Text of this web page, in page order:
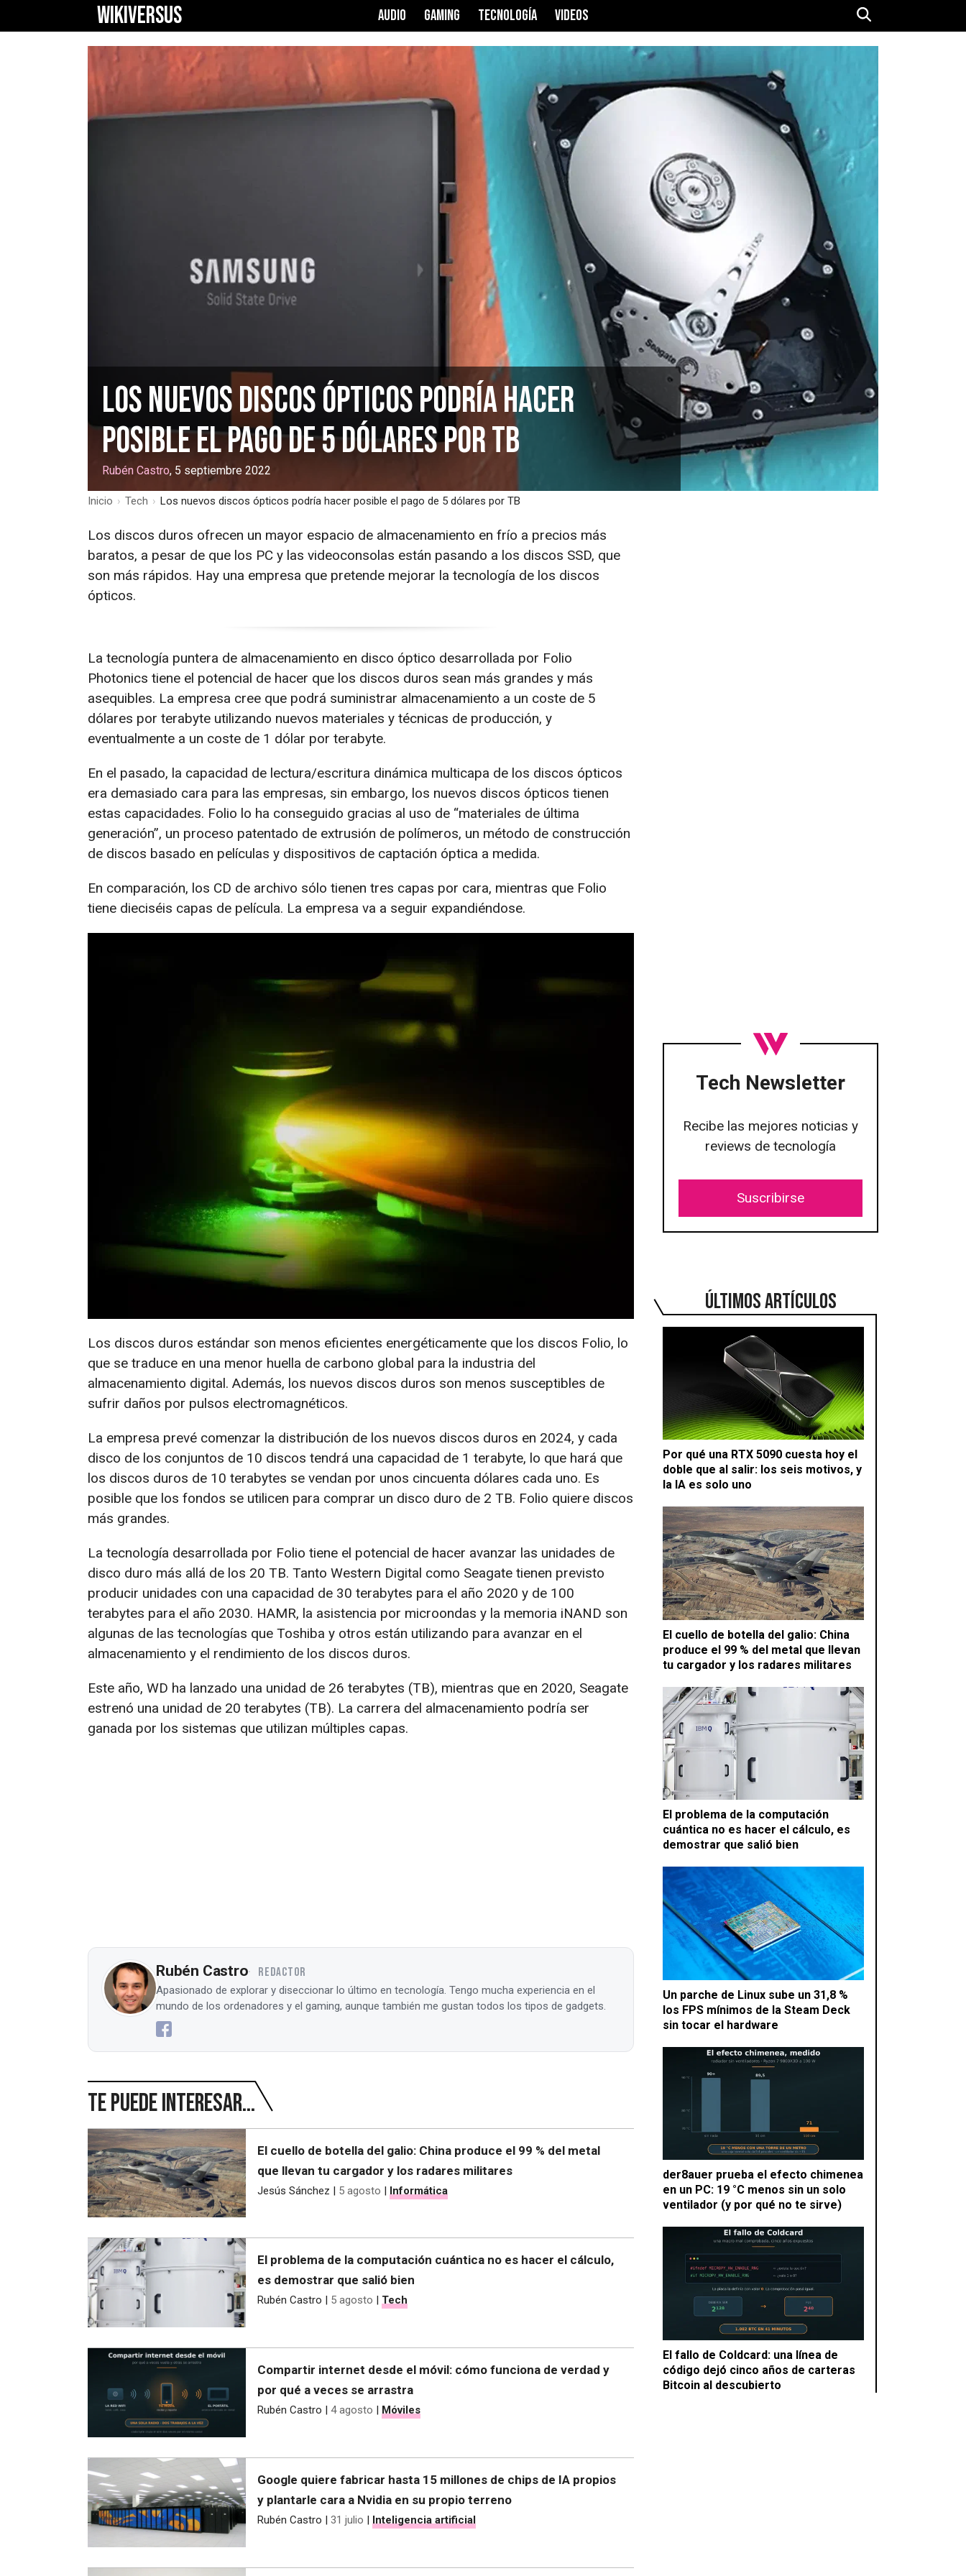
WIKIVERSUS AUDIO GAMING TECNOLOGÍA VIDEOS
Los nuevos discos ópticos podría hacer
posible el pago de 5 dólares por TB
Rubén Castro, 5 septiembre 2022
Inicio › Tech › Los nuevos discos ópticos podría hacer posible el pago de 5 dólares por TB
Tech Newsletter
Recibe las mejores noticias y
reviews de tecnología
Suscribirse
ÚLTIMOS ARTÍCULOS
Por qué una RTX 5090 cuesta hoy el
doble que al salir: los seis motivos, y
la IA es solo uno
El cuello de botella del galio: China
produce el 99 % del metal que llevan
tu cargador y los radares militares
El problema de la computación
cuántica no es hacer el cálculo, es
demostrar que salió bien
Un parche de Linux sube un 31,8 %
los FPS mínimos de la Steam Deck
sin tocar el hardware
der8auer prueba el efecto chimenea
en un PC: 19 °C menos sin un solo
ventilador (y por qué no te sirve)
El fallo de Coldcard: una línea de
código dejó cinco años de carteras
Bitcoin al descubierto
Los discos duros ofrecen un mayor espacio de almacenamiento en frío a precios más
baratos, a pesar de que los PC y las videoconsolas están pasando a los discos SSD, que
son más rápidos. Hay una empresa que pretende mejorar la tecnología de los discos
ópticos.
La tecnología puntera de almacenamiento en disco óptico desarrollada por Folio
Photonics tiene el potencial de hacer que los discos duros sean más grandes y más
asequibles. La empresa cree que podrá suministrar almacenamiento a un coste de 5
dólares por terabyte utilizando nuevos materiales y técnicas de producción, y
eventualmente a un coste de 1 dólar por terabyte.
En el pasado, la capacidad de lectura/escritura dinámica multicapa de los discos ópticos
era demasiado cara para las empresas, sin embargo, los nuevos discos ópticos tienen
estas capacidades. Folio lo ha conseguido gracias al uso de “materiales de última
generación”, un proceso patentado de extrusión de polímeros, un método de construcción
de discos basado en películas y dispositivos de captación óptica a medida.
En comparación, los CD de archivo sólo tienen tres capas por cara, mientras que Folio
tiene dieciséis capas de película. La empresa va a seguir expandiéndose.
Los discos duros estándar son menos eficientes energéticamente que los discos Folio, lo
que se traduce en una menor huella de carbono global para la industria del
almacenamiento digital. Además, los nuevos discos duros son menos susceptibles de
sufrir daños por pulsos electromagnéticos.
La empresa prevé comenzar la distribución de los nuevos discos duros en 2024, y cada
disco de los conjuntos de 10 discos tendrá una capacidad de 1 terabyte, lo que hará que
los discos duros de 10 terabytes se vendan por unos cincuenta dólares cada uno. Es
posible que los fondos se utilicen para comprar un disco duro de 2 TB. Folio quiere discos
más grandes.
La tecnología desarrollada por Folio tiene el potencial de hacer avanzar las unidades de
disco duro más allá de los 20 TB. Tanto Western Digital como Seagate tienen previsto
producir unidades con una capacidad de 30 terabytes para el año 2020 y de 100
terabytes para el año 2030. HAMR, la asistencia por microondas y la memoria iNAND son
algunas de las tecnologías que Toshiba y otros están utilizando para avanzar en el
almacenamiento y el rendimiento de los discos duros.
Este año, WD ha lanzado una unidad de 26 terabytes (TB), mientras que en 2020, Seagate
estrenó una unidad de 20 terabytes (TB). La carrera del almacenamiento podría ser
ganada por los sistemas que utilizan múltiples capas.
Rubén Castro REDACTOR
Apasionado de explorar y diseccionar lo último en tecnología. Tengo mucha experiencia en el
mundo de los ordenadores y el gaming, aunque también me gustan todos los tipos de gadgets.
Te puede interesar...
El cuello de botella del galio: China produce el 99 % del metal
que llevan tu cargador y los radares militares
Jesús Sánchez | 5 agosto | Informática
El problema de la computación cuántica no es hacer el cálculo,
es demostrar que salió bien
Rubén Castro | 5 agosto | Tech
Compartir internet desde el móvil: cómo funciona de verdad y
por qué a veces se arrastra
Rubén Castro | 4 agosto | Móviles
Google quiere fabricar hasta 15 millones de chips de IA propios
y plantarle cara a Nvidia en su propio terreno
Rubén Castro | 31 julio | Inteligencia artificial